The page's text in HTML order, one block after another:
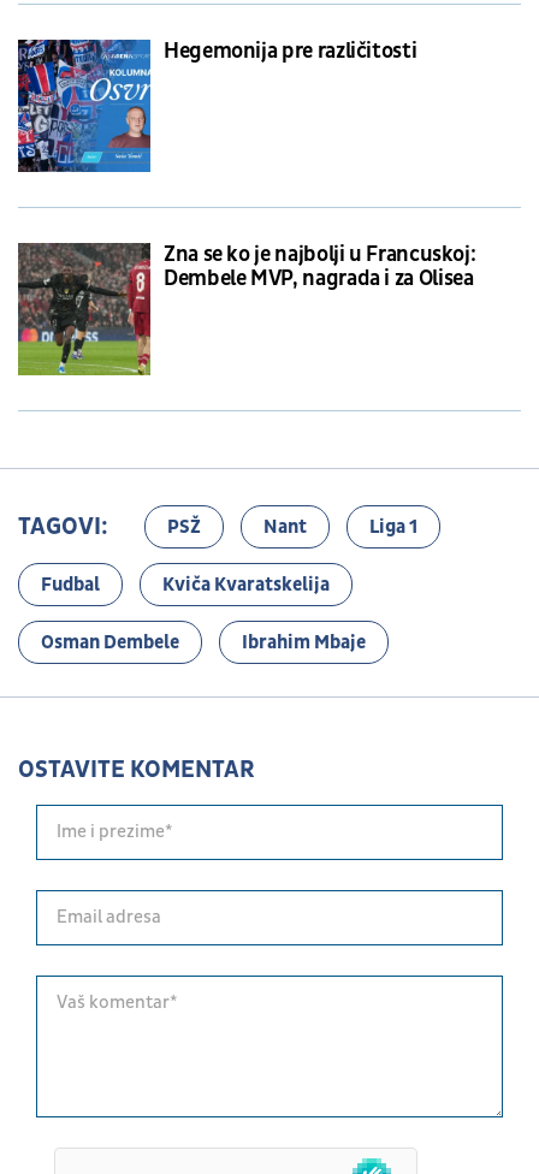
Hegemonija pre različitosti
Zna se ko je najbolji u Francuskoj:
Dembele MVP, nagrada i za Olisea
TAGOVI: PSŽ Nant Liga 1
Fudbal Kviča Kvaratskelija
Osman Dembele Ibrahim Mbaje
OSTAVITE KOMENTAR